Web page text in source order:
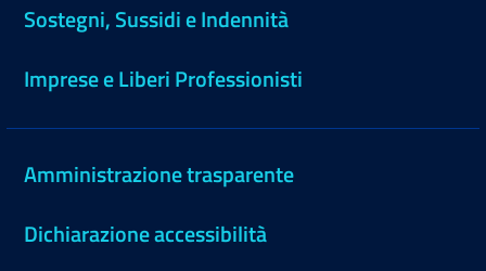
Sostegni, Sussidi e Indennità
Imprese e Liberi Professionisti
Amministrazione trasparente
Dichiarazione accessibilità